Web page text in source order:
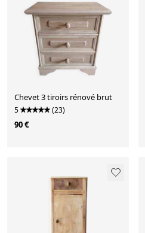
Chevet 3 tiroirs rénové brut
5 (23)
90 €